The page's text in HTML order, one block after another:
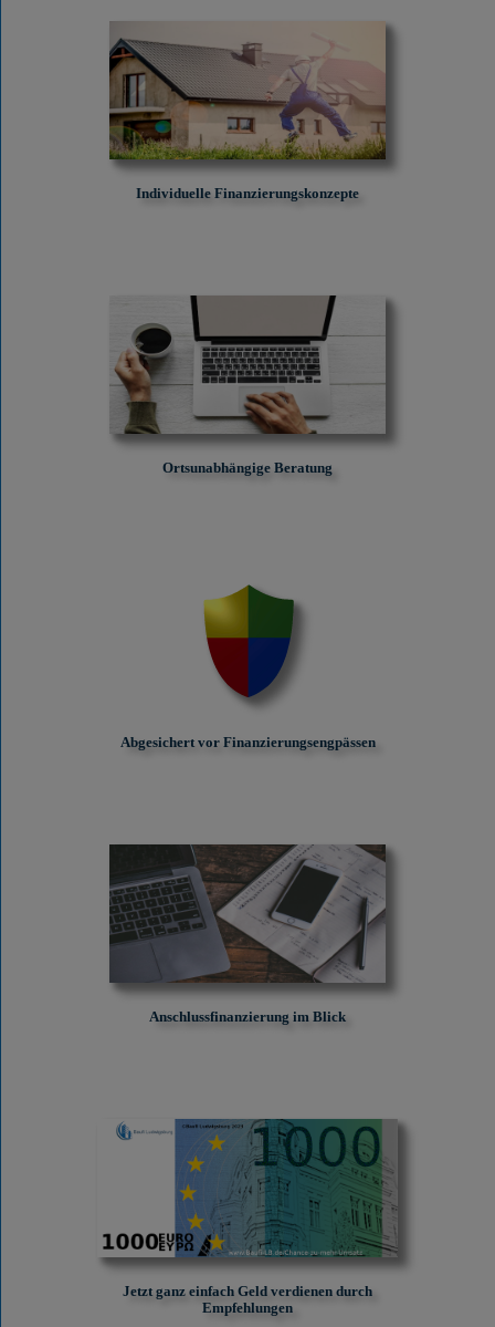
Individuelle Finanzierungskonzepte
Ortsunabhängige Beratung
Abgesichert vor Finanzierungs­engpässen
Anschlussfinanzierung im Blick
Jetzt ganz einfach Geld verdienen durch
Empfehlungen